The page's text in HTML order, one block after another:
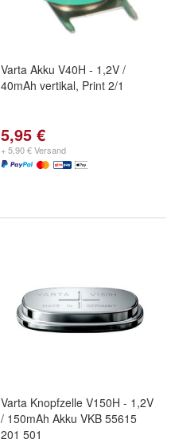
Varta Akku V40H - 1,2V /
40mAh vertikal, Print 2/1
5,95 €
+ 5,90 € Versand
Varta Knopfzelle V150H - 1,2V
/ 150mAh Akku VKB 55615
201 501